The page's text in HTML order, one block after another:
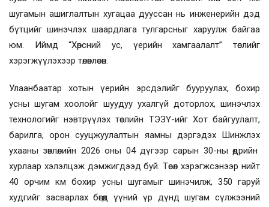
шугамын ашиглалтын хугацаа дууссан нь инженерийн дэд
бүтцийг шинэчлэх шаардлага тулгарсныг харуулж байгаа
юм. Иймд “Хөрсний ус, үерийн хамгаалалт” төслийг
хэрэгжүүлэхээр төлөвлөсөн.
Улаанбаатар хотын үерийн эрсдэлийг бууруулах, бохир
усны шугам хоолойг шуудуу ухалгүй доторлох, шинэчлэх
технологийг нэвтрүүлэх төслийн ТЭЗҮ-ийг Хот байгуулалт,
барилга, орон сууцжуулалтын яамны дэргэдэх Шинжлэх
ухааны зөвлөлийн 2026 оны 04 дүгээр сарын 30-ны өдрийн
хурлаар хэлэлцэж дэмжигдээд буй. Төсөл хэрэгжсэнээр нийт
40 орчим км бохир усны шугамыг шинэчилж, 350 гаруй
худгийг засварлах бөгөөд үүний үр дүнд шугам сүлжээний